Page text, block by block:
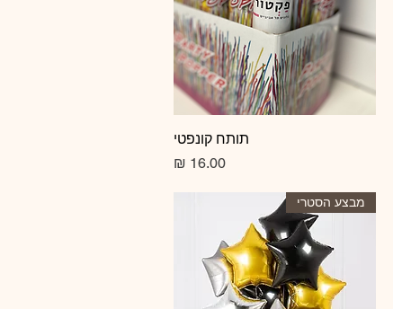
תצוגה מהירהתותח קונפטי
מחיר
מבצע הסטרי